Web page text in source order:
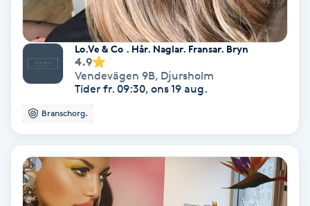
Celluliter
Coachning
Color correction
Damklippning
Lo.Ve & Co . Hår. Naglar. Fransar. Bryn
4.9
Vendevägen 9B, Djursholm
Tider fr. 09:30, ons 19 aug.
Branschorg.